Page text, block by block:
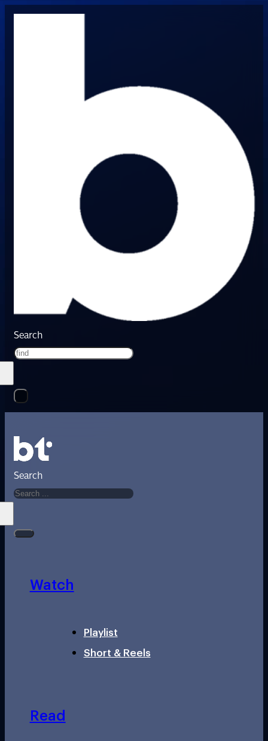
Search
Search
Watch
Playlist
Short & Reels
Read